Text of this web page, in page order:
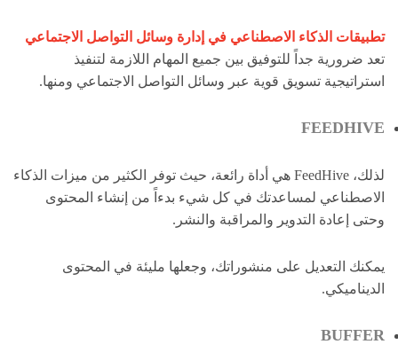
تطبيقات الذكاء الاصطناعي في إدارة وسائل التواصل الاجتماعي
تعد ضرورية جداً للتوفيق بين جميع المهام اللازمة لتنفيذ
استراتيجية تسويق قوية عبر وسائل التواصل الاجتماعي ومنها.
FEEDHIVE
لذلك، FeedHive هي أداة رائعة، حيث توفر الكثير من ميزات الذكاء
الاصطناعي لمساعدتك في كل شيء بدءاً من إنشاء المحتوى
وحتى إعادة التدوير والمراقبة والنشر.
يمكنك التعديل على منشوراتك، وجعلها مليئة في المحتوى
الديناميكي.
BUFFER